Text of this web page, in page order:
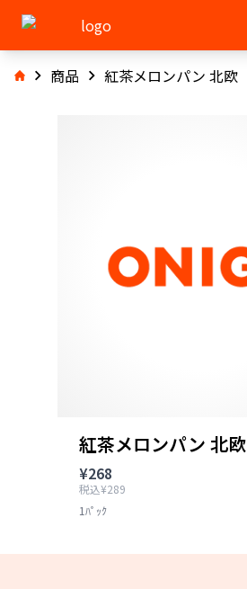
商品 紅茶メロンパン 北欧
紅茶メロンパン 北欧
¥268
税込¥289
1ﾊﾟｯｸ